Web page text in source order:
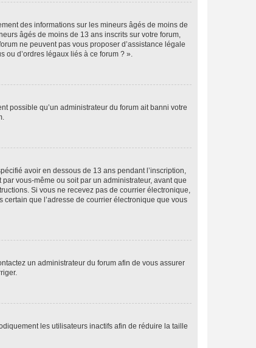
des informations sur les mineurs âgés de moins de
âgés de moins de 13 ans inscrits sur votre forum,
ne peuvent pas vous proposer d’assistance légale
ou d’ordres légaux liés à ce forum ? ».
possible qu’un administrateur du forum ait banni votre
avoir en dessous de 13 ans pendant l’inscription,
vous-même ou soit par un administrateur, avant que
Si vous ne recevez pas de courrier électronique,
que l’adresse de courrier électronique que vous
un administrateur du forum afin de vous assurer
les utilisateurs inactifs afin de réduire la taille